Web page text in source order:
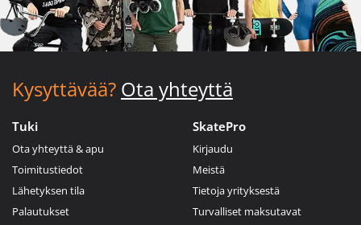
Kysyttävää? Ota yhteyttä
Tuki
Ota yhteyttä & apu
Toimitustiedot
Lähetyksen tila
Palautukset
SkatePro
Kirjaudu
Meistä
Tietoja yrityksestä
Turvalliset maksutavat